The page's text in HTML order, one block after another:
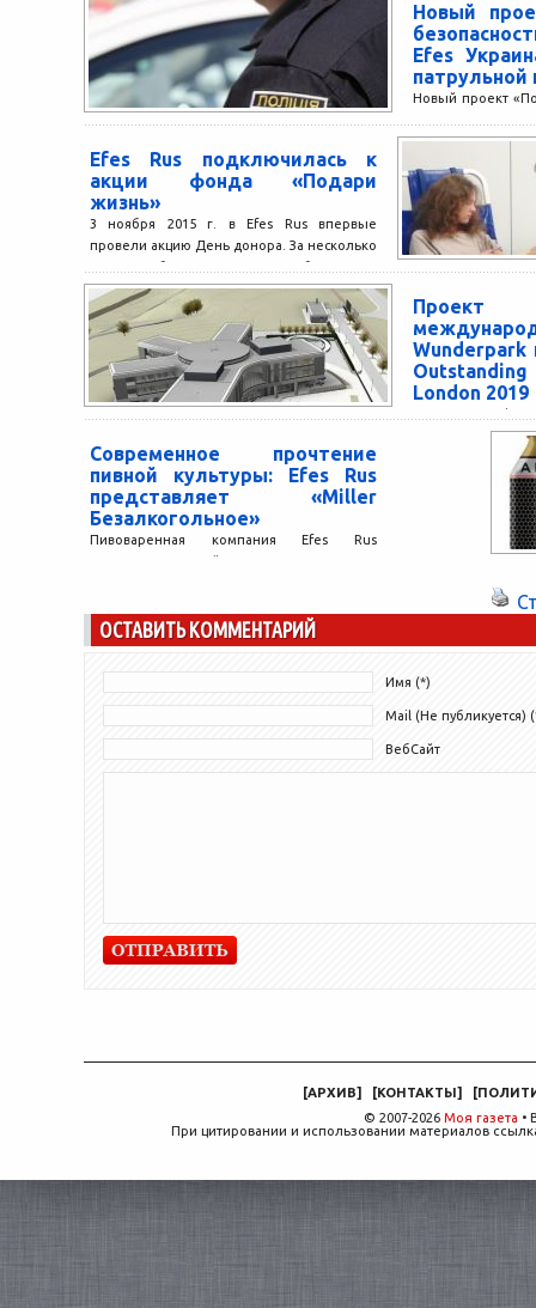
Новый
Efes
патрульной
Новый проект
который будет
программы
Efes Rus подключилась к
акции фонда «Подари
жизнь»
3 ноября 2015 г. в Efes Rus впервые
провели акцию День донора. За несколько
часов в мобильном пункте по забору...
London 2019
Проект
будущего»
Property Award
Современное прочтение
пивной культуры: Efes Rus
представляет «Miller
Безалкогольное»
Пивоваренная компания Efes Rus
представила новый сорт знаменитого пива
легкий, освежающий...
ОСТАВИТЬ КОММЕНТАРИЙ
Имя (*)
Mail (Не публикуется)
ВебСайт
[АРХИВ] [КОНТАКТЫ] [
© 2007-2026 Моя газета •
При цитировании и использовании материалов